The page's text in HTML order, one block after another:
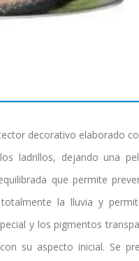
decorativo elaborado
ladrillos, dejando una
que permite
la lluvia y
y los pigmentos
su aspecto inicial. Se